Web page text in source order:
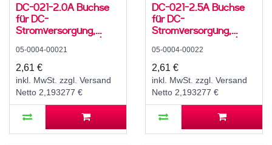
DC-021-2.0A Buchse
für DC-
Stromversorgung,
Lötfahnen, für 5,5 / 2,1
mm Hohlstecker, 30 V,
500 mA, 0°, -20..70 °C,
C12
05-0004-00021
2,61 €
inkl. MwSt. zzgl. Versand
Netto 2,193277 €
DC-021-2.5A Buchse
für DC-
Stromversorgung,
Lötfahnen, für 5,5 /
2,5mm Hohlstecker, 30
V, 500 mA, 0°, -20..70
°C, C12
05-0004-00022
2,61 €
inkl. MwSt. zzgl. Versand
Netto 2,193277 €